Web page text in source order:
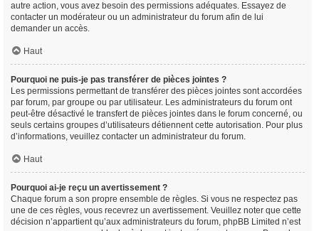
autre action, vous avez besoin des permissions adéquates. Essayez de
contacter un modérateur ou un administrateur du forum afin de lui
demander un accès.
Haut
Pourquoi ne puis-je pas transférer de pièces jointes ?
Les permissions permettant de transférer des pièces jointes sont accordées
par forum, par groupe ou par utilisateur. Les administrateurs du forum ont
peut-être désactivé le transfert de pièces jointes dans le forum concerné, ou
seuls certains groupes d’utilisateurs détiennent cette autorisation. Pour plus
d’informations, veuillez contacter un administrateur du forum.
Haut
Pourquoi ai-je reçu un avertissement ?
Chaque forum a son propre ensemble de règles. Si vous ne respectez pas
une de ces règles, vous recevrez un avertissement. Veuillez noter que cette
décision n’appartient qu’aux administrateurs du forum, phpBB Limited n’est